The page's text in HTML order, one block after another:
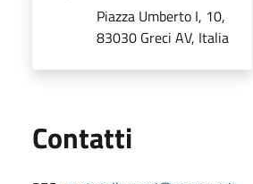
Piazza Umberto I, 10,
83030 Greci AV, Italia
Contatti